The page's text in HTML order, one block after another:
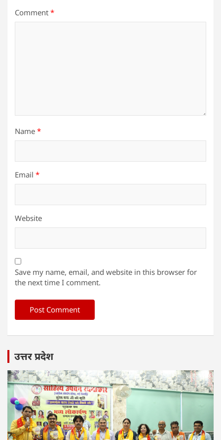
Comment *
Name *
Email *
Website
Save my name, email, and website in this browser for
the next time I comment.
उत्तर प्रदेश